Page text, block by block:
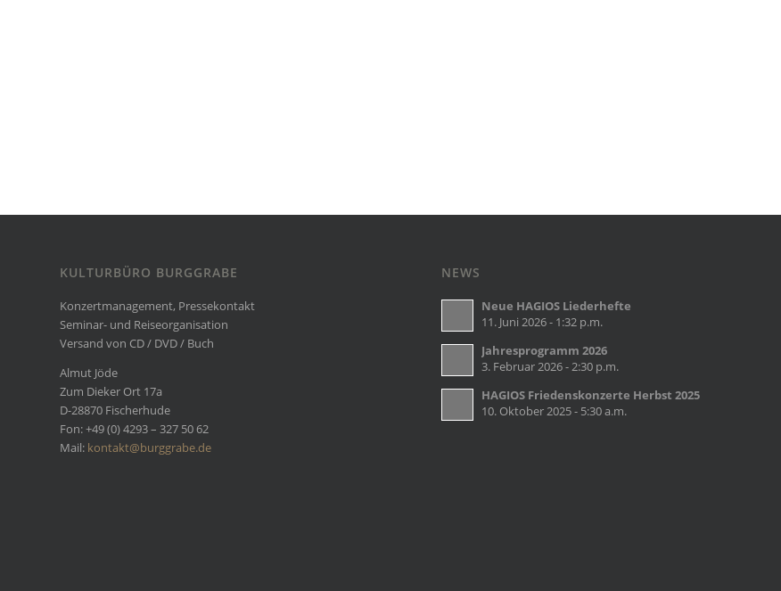
KULTURBÜRO BURGGRABE
Konzertmanagement, Pressekontakt
Seminar- und Reiseorganisation
Versand von CD / DVD / Buch
Almut Jöde
Zum Dieker Ort 17a
D-28870 Fischerhude
Fon: +49 (0) 4293 – 327 50 62
Mail: kontakt@burggrabe.de
NEWS
Neue HAGIOS Liederhefte
11. Juni 2026 - 1:32 p.m.
Jahresprogramm 2026
3. Februar 2026 - 2:30 p.m.
HAGIOS Friedenskonzerte Herbst 2025
10. Oktober 2025 - 5:30 a.m.